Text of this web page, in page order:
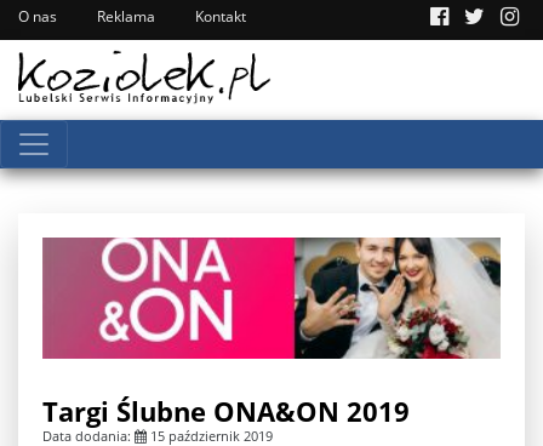
O nas Reklama Kontakt
Targi Ślubne ONA&ON 2019
Data dodania: 15 październik 2019